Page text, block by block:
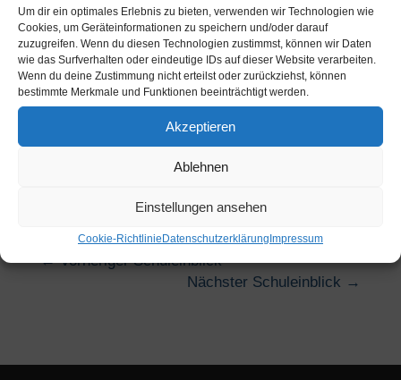
Um dir ein optimales Erlebnis zu bieten, verwenden wir Technologien wie
Cookies, um Geräteinformationen zu speichern und/oder darauf
zuzugreifen. Wenn du diesen Technologien zustimmst, können wir Daten
wie das Surfverhalten oder eindeutige IDs auf dieser Website verarbeiten.
Wenn du deine Zustimmung nicht erteilst oder zurückziehst, können
bestimmte Merkmale und Funktionen beeinträchtigt werden.
Akzeptieren
Ablehnen
Einstellungen ansehen
Cookie-Richtlinie Datenschutzerklärung Impressum
1 2 Weiter
←Vorheriger Schuleinblick
Nächster Schuleinblick →